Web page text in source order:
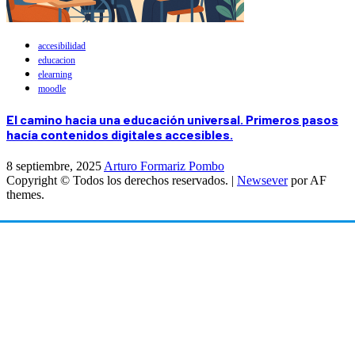
accesibilidad
educacion
elearning
moodle
El camino hacia una educación universal. Primeros pasos
hacía contenidos digitales accesibles.
8 septiembre, 2025 Arturo Formariz Pombo
Copyright © Todos los derechos reservados. | Newseverpor AF
themes.